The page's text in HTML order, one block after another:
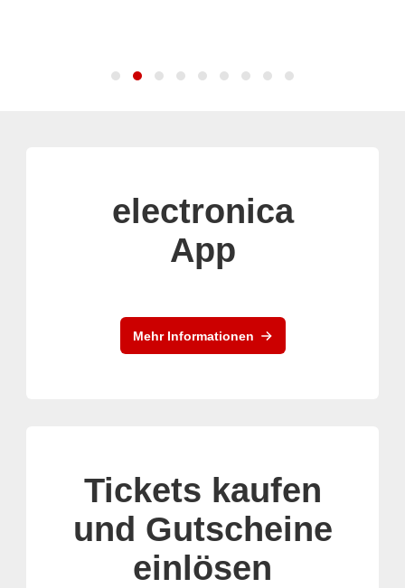
electronica
App
Mehr Informationen
Tickets kaufen
und Gutscheine
einlösen